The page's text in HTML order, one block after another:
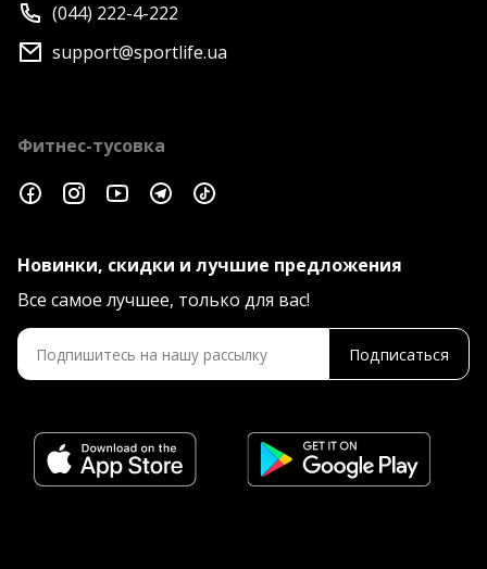
(044) 222-4-222
support@sportlife.ua
Фитнес-тусовка
Новинки, скидки и лучшие предложения
Все самое лучшее, только для вас!
Подписаться